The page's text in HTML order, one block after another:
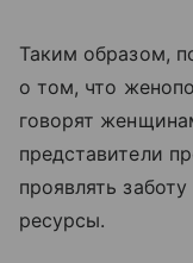
Таким образом,
о том, что
говорят
представители
проявлять
ресурсы.